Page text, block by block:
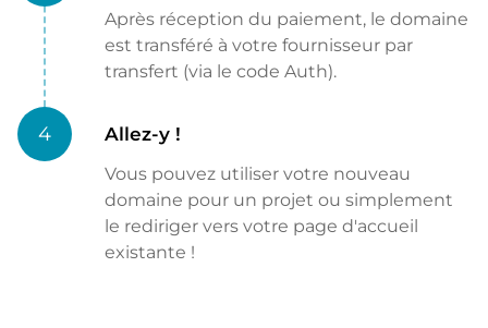
Après réception du paiement, le domaine
est transféré à votre fournisseur par
transfert (via le code Auth).
4 Allez-y !
Vous pouvez utiliser votre nouveau
domaine pour un projet ou simplement
le rediriger vers votre page d'accueil
existante !